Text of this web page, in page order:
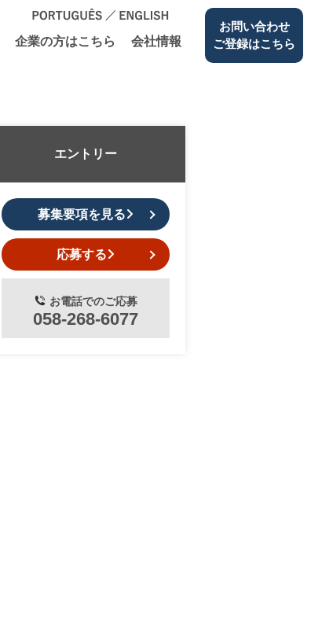
企業の⽅はこちら 会社情報
お問い合わせ
ご登録はこちら
エントリー
募集要項を見る
応募する
お電話でのご応募
058-268-6077